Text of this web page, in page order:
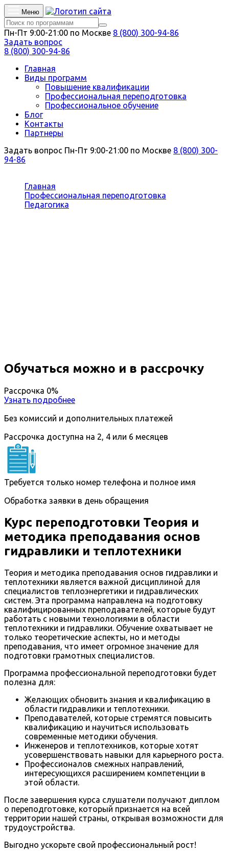
Меню
Пн-Пт 9:00-21:00 по Москве 8 (800) 300-94-86
Задать вопрос
8 (800) 300-94-86
Главная
Виды программ
Повышение квалификации
Профессиональная переподготовка
Профессиональное обучение
Блог
Контакты
Партнеры
Задать вопрос Пн-Пт 9:00-21:00 по Москве 8 (800) 300-
94-86
Главная
Профессиональная переподготовка
Педагогика
Обучаться можно и в рассрочку
Рассрочка 0%
Узнать подробнее
Без комиссий и дополнительных платежей
Рассрочка доступна на 2, 4 или 6 месяцев
Требуется только номер телефона и полное имя
Обработка заявки в день обращения
Курс переподготовки Теория и
методика преподавания основ
гидравлики и теплотехники
Теория и методика преподавания основ гидравлики и
теплотехники является важной дисциплиной для
специалистов теплоэнергетики и гидравлических
систем. Эта программа направлена на подготовку
квалифицированных преподавателей, которые будут
работать с новыми технологиями в области
теплотехники и гидравлики. Обучение охватывает не
только теоретические аспекты, но и методы
преподавания, что имеет огромное значение для
подготовки грамотных специалистов.
Программа профессиональной переподготовки будет
полезна для:
Желающих обновить знания и квалификацию в
области гидравлики и теплотехники.
Преподавателей, которые стремятся повысить
квалификацию и научиться использовать
современные методики обучения.
Инженеров и теплотехников, которые хотят
усовершенствовать навыки для карьерного роста.
Профессионалов смежных направлений,
интересующихся расширением компетенции в
этой области.
После завершения курса слушатели получают диплом
о переподготовке, который признается на всей
территории нашей страны, открывая возможности для
трудоустройства.
Выгодно ускорьте свой профессиональный рост!